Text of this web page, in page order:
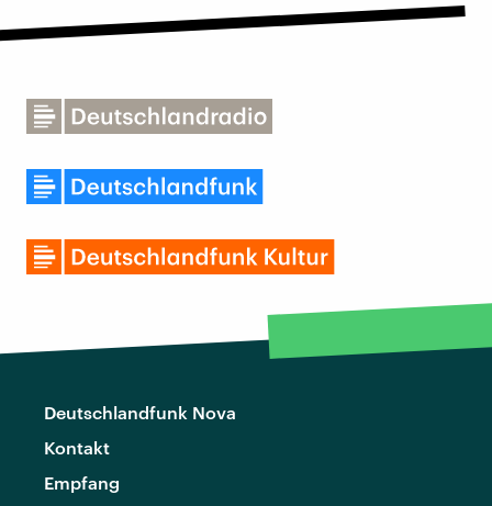
Deutschlandfunk Nova
Kontakt
Empfang